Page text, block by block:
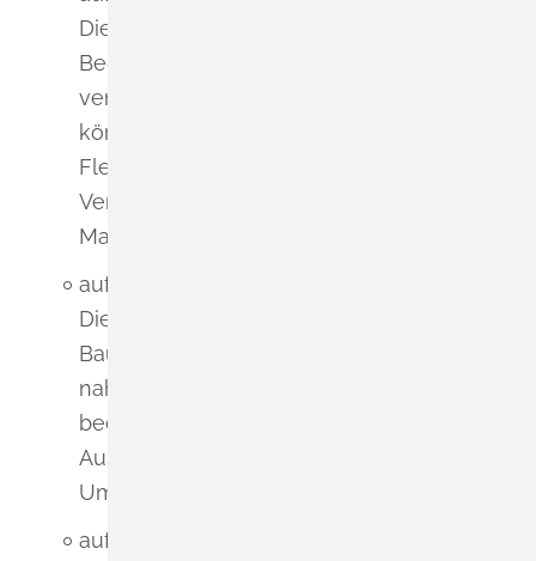
Die Fläche besitzt lediglich eine geringe
Bedeutung als Nahrungshabitat für
verbreitete Vogelarten. Zauneidechsen
können randlich vorkommen. Für
Fledermäuse ist der Bereich unattraktiv.
Vergrämungs-, Schutz- oder CEF-
Maßnahmen sind nicht erforderlich;
auf den Menschen:
Die Wohnqualität wird während der
Bauphase vorübergehend im
nahegelegenen Mischgebiet
beeinträchtigt. Insgesamt werden die
Auswirkungen auf die Wohnqualität im
Umfeld als gering bewertet;
auf die Flora und Fauna: